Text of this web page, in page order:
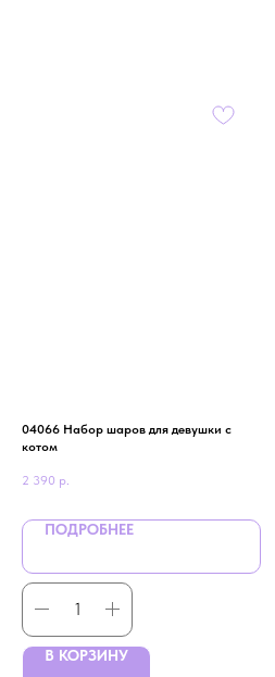
04066 Набор шаров для девушки с
котом
2 390 р.
ПОДРОБНЕЕ
В КОРЗИНУ